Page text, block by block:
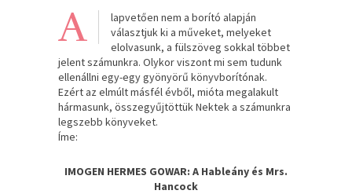
A
lapvetően nem a borító alapján
választjuk ki a műveket, melyeket
elolvasunk, a fülszöveg sokkal többet
jelent számunkra. Olykor viszont mi sem tudunk
ellenállni egy-egy gyönyörű könyvborítónak.
Ezért az elmúlt másfél évből, mióta megalakult
hármasunk, összegyűjtöttük Nektek a számunkra
legszebb könyveket.
Íme:
IMOGEN HERMES GOWAR: A Hableány és Mrs.
Hancock